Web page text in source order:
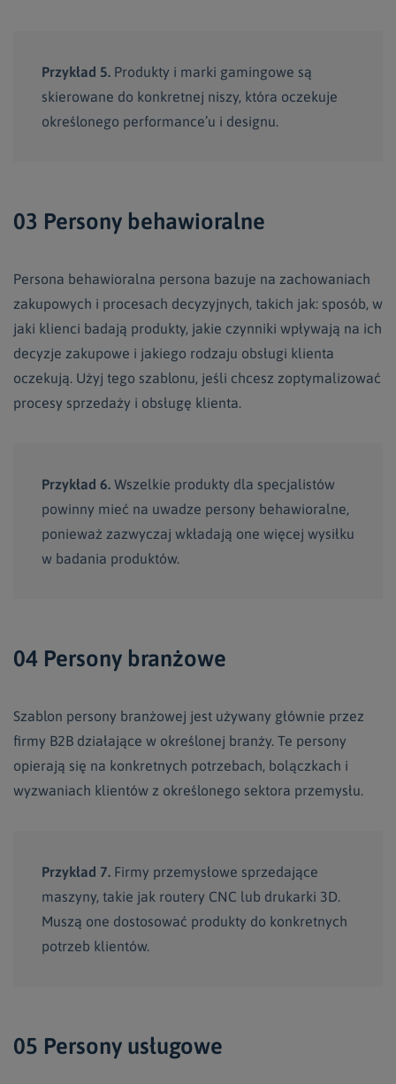
Przykład 5. Produkty i marki gamingowe są
skierowane do konkretnej niszy, która oczekuje
określonego performance’u i designu.
03 Persony behawioralne
Persona behawioralna persona bazuje na zachowaniach
zakupowych i procesach decyzyjnych, takich jak: sposób, w
jaki klienci badają produkty, jakie czynniki wpływają na ich
decyzje zakupowe i jakiego rodzaju obsługi klienta
oczekują. Użyj tego szablonu, jeśli chcesz zoptymalizować
procesy sprzedaży i obsługę klienta.
Przykład 6. Wszelkie produkty dla specjalistów
powinny mieć na uwadze persony behawioralne,
ponieważ zazwyczaj wkładają one więcej wysiłku
w badania produktów.
04 Persony branżowe
Szablon persony branżowej jest używany głównie przez
firmy B2B działające w określonej branży. Te persony
opierają się na konkretnych potrzebach, bolączkach i
wyzwaniach klientów z określonego sektora przemysłu.
Przykład 7. Firmy przemysłowe sprzedające
maszyny, takie jak routery CNC lub drukarki 3D.
Muszą one dostosować produkty do konkretnych
potrzeb klientów.
05 Persony usługowe